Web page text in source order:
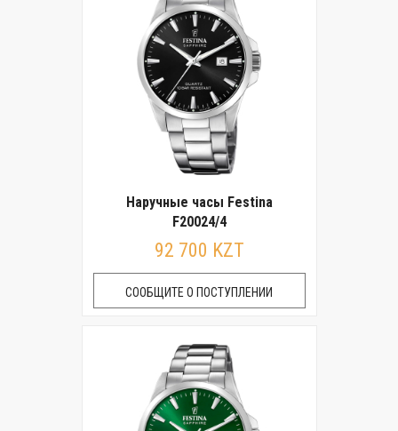
Наручные часы Festina
F20024/4
92 700 KZT
СООБЩИТЕ О ПОСТУПЛЕНИИ